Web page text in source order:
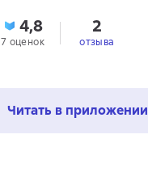
4,8
7 оценок
2
отзыва
Читать в приложении